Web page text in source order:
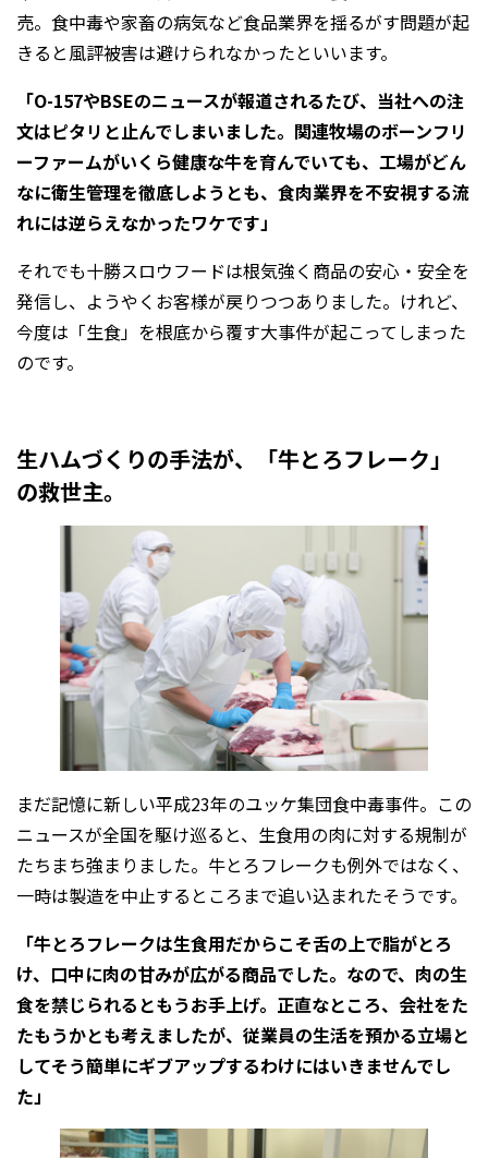
売。食中毒や家畜の病気など食品業界を揺るがす問題が起
きると風評被害は避けられなかったといいます。
「O-157やBSEのニュースが報道されるたび、当社への注
文はピタリと止んでしまいました。関連牧場のボーンフリ
ーファームがいくら健康な牛を育んでいても、工場がどん
なに衛生管理を徹底しようとも、食肉業界を不安視する流
れには逆らえなかったワケです」
それでも十勝スロウフードは根気強く商品の安心・安全を
発信し、ようやくお客様が戻りつつありました。けれど、
今度は「生食」を根底から覆す大事件が起こってしまった
のです。
生ハムづくりの手法が、「牛とろフレーク」
の救世主。
まだ記憶に新しい平成23年のユッケ集団食中毒事件。この
ニュースが全国を駆け巡ると、生食用の肉に対する規制が
たちまち強まりました。牛とろフレークも例外ではなく、
一時は製造を中止するところまで追い込まれたそうです。
「牛とろフレークは生食用だからこそ舌の上で脂がとろ
け、口中に肉の甘みが広がる商品でした。なので、肉の生
食を禁じられるともうお手上げ。正直なところ、会社をた
たもうかとも考えましたが、従業員の生活を預かる立場と
してそう簡単にギブアップするわけにはいきませんでし
た」